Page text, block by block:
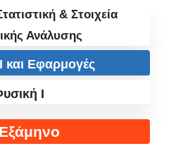
& Στοιχεία
Ανάλυσης
και Εφαρμογές
I